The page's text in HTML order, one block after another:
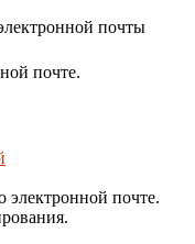
почты
почте.
почте.